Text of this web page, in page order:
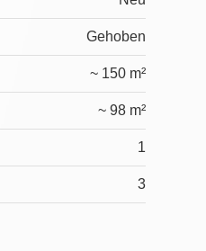
Gehoben
~ 150 m²
~ 98 m²
1
3